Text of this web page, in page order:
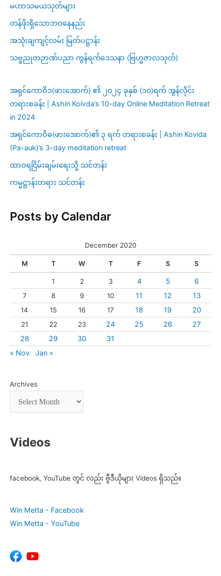
မဟာသမယသုတ်များ
တန်ဖိုးရှိသောဘဝနေနည်း
အသုံးချကျင့်လမ်း မြတ်ပဋ္ဌာန်း
သဗ္ဗညုတဉာဏ်ပညာ ကွန်ရက်ဒေသနာ (ဗြဟ္မဇာလသုတ်)
အရှင်ကောဝိဒ(ဖားအောက်) ၏ ၂၀၂၄ ခုနှစ် (၁၀)ရက် အွန်လိုင်း
တရားစခန်း | Ashin Koivda’s 10-day Online Meditation Retreat
in 2024
အရှင်ကောဝိဓ(ဖားအောက်)၏ ၃ ရက် တရားစခန်း | Ashin Kovida
(Pa-auk)’s 3-day meditation retreat
ထာဝရငြိမ်းချမ်းရေးသို့ သင်တန်း
ကမ္မဋ္ဌာန်းတရား သင်တန်း
Posts by Calendar
December 2020
M T W T F S S
1 2 3 4 5 6
7 8 9 10 11 12 13
14 15 16 17 18 19 20
21 22 23 24 25 26
27
28
29 30
31
« Nov
Jan »
Archives
Videos
facebook, YouTube တွင် လည်း ဗွီဒီယိုများ Videos ရှိသည်။
Win Metta - Facebook
Win Metta - YouTube